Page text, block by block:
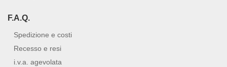
F.A.Q.
Spedizione e costi
Recesso e resi
i.v.a. agevolata